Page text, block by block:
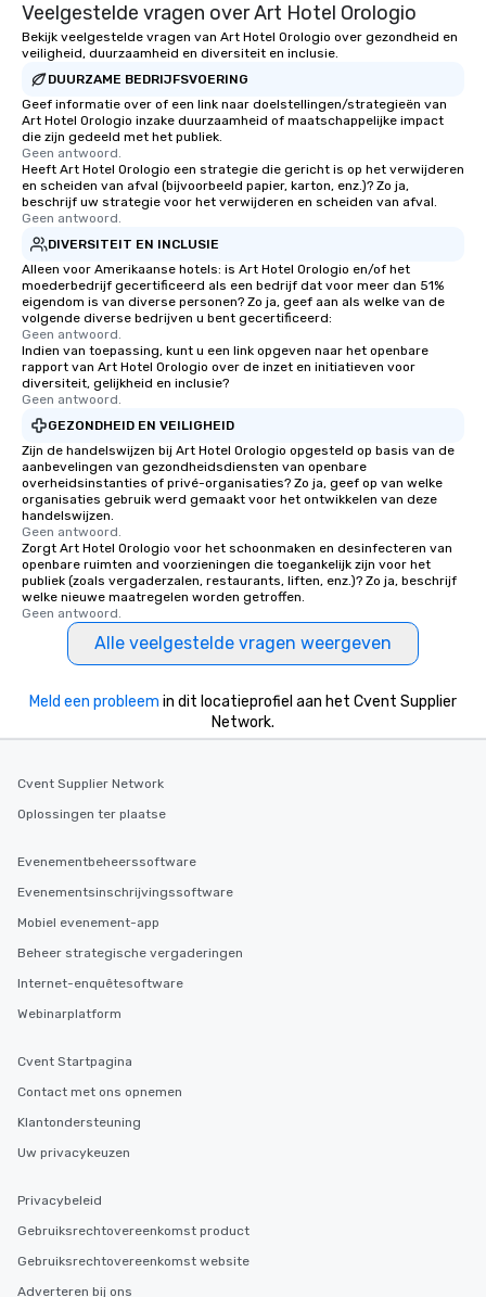
Veelgestelde vragen over Art Hotel Orologio
Bekijk veelgestelde vragen van Art Hotel Orologio over gezondheid en
veiligheid, duurzaamheid en diversiteit en inclusie.
DUURZAME BEDRIJFSVOERING
Geef informatie over of een link naar doelstellingen/strategieën van
Art Hotel Orologio inzake duurzaamheid of maatschappelijke impact
die zijn gedeeld met het publiek.
Geen antwoord.
Heeft Art Hotel Orologio een strategie die gericht is op het verwijderen
en scheiden van afval (bijvoorbeeld papier, karton, enz.)? Zo ja,
beschrijf uw strategie voor het verwijderen en scheiden van afval.
Geen antwoord.
DIVERSITEIT EN INCLUSIE
Alleen voor Amerikaanse hotels: is Art Hotel Orologio en/of het
moederbedrijf gecertificeerd als een bedrijf dat voor meer dan 51%
eigendom is van diverse personen? Zo ja, geef aan als welke van de
volgende diverse bedrijven u bent gecertificeerd:
Geen antwoord.
Indien van toepassing, kunt u een link opgeven naar het openbare
rapport van Art Hotel Orologio over de inzet en initiatieven voor
diversiteit, gelijkheid en inclusie?
Geen antwoord.
GEZONDHEID EN VEILIGHEID
Zijn de handelswijzen bij Art Hotel Orologio opgesteld op basis van de
aanbevelingen van gezondheidsdiensten van openbare
overheidsinstanties of privé-organisaties? Zo ja, geef op van welke
organisaties gebruik werd gemaakt voor het ontwikkelen van deze
handelswijzen.
Geen antwoord.
Zorgt Art Hotel Orologio voor het schoonmaken en desinfecteren van
openbare ruimten and voorzieningen die toegankelijk zijn voor het
publiek (zoals vergaderzalen, restaurants, liften, enz.)? Zo ja, beschrijf
welke nieuwe maatregelen worden getroffen.
Geen antwoord.
Alle veelgestelde vragen weergeven
Meld een probleem in dit locatieprofiel aan het Cvent Supplier
Network.
Cvent Supplier Network
Oplossingen ter plaatse
Evenementbeheerssoftware
Evenementsinschrijvingssoftware
Mobiel evenement-app
Beheer strategische vergaderingen
Internet-enquêtesoftware
Webinarplatform
Cvent Startpagina
Contact met ons opnemen
Klantondersteuning
Uw privacykeuzen
Privacybeleid
Gebruiksrechtovereenkomst product
Gebruiksrechtovereenkomst website
Adverteren bij ons